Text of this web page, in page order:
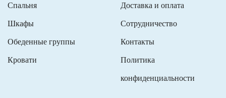
Спальня
Шкафы
Обеденные группы
Кровати
Доставка и оплата
Сотрудничество
Контакты
Политика
конфиденциальности